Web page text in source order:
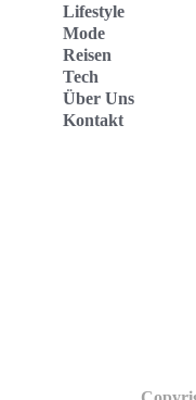
Lifestyle
Mode
Reisen
Tech
Über Uns
Kontakt